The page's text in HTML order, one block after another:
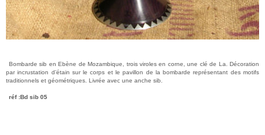
Bombarde sib en Ebène de Mozambique, trois viroles en corne, une clé de La. Décoration
par incrustation d’étain sur le corps et le pavillon de la bombarde représentant des motifs
traditionnels et géométriques. Livrée avec une anche sib.
réf :Bd sib 05